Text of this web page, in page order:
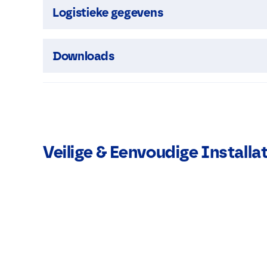
Logistieke gegevens
Downloads
Veilige & Eenvoudige